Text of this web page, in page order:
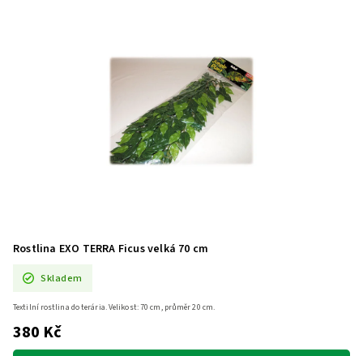
Rostlina EXO TERRA Ficus velká 70 cm
Skladem
380 Kč
Textilní rostlina do terária. Velikost: 70 cm, průměr 20 cm.